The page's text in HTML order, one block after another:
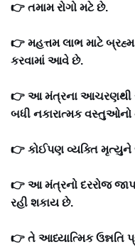
👉 તમામ રોગો મટે છે.
👉 મહત્તમ લાભ માટે
કરવામાં આવે છે.
👉 આ મંત્રના આચરણથી
બધી નકારાત્મક વસ્તુઓનો
👉 કોઈપણ વ્યક્તિ મૃત્યુને
👉 આ મંત્રનો દરરોજ જાપ
રહી શકાય છે.
👉 તે આધ્યાત્મિક ઉન્નતિ